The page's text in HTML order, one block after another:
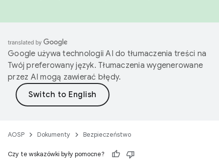
Google używa technologii AI do tłumaczenia treści na
Twój preferowany język. Tłumaczenia wygenerowane
przez AI mogą zawierać błędy.
AOSP Dokumenty Bezpieczeństwo
Czy te wskazówki były pomocne?